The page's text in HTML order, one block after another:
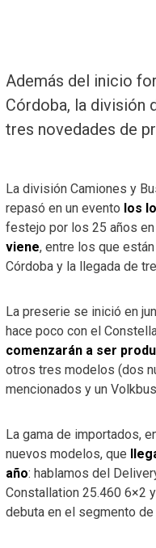
Además del inicio
Córdoba, la división
tres novedades de
La división Camiones y
repasó en un evento los
festejo por los 25 años
viene, entre los que
Córdoba y la llegada de
La preserie se inició en
hace poco con el
comenzarán a ser
otros tres modelos (dos
mencionados y un
La gama de importados,
nuevos modelos, que
año: hablamos del
Constallation 25.460 6×2
debuta en el segmento